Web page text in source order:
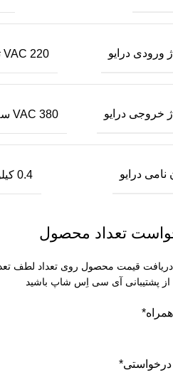
ورودی درایو 220 VAC تکفاز
خروجی درایو 380 VAC سه فاز
نامی درایو 0.4 کیلووات
تعداد محصول
قیمت محصول روی تعداد لطف
پشتیبانی آی سی اِس شاپ باشید
*
درخواستی*